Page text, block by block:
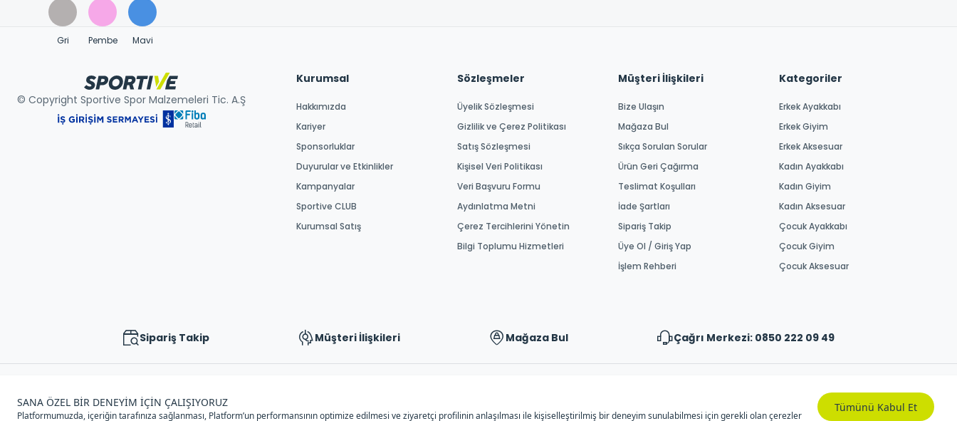
Gri Pembe Mavi
© Copyright Sportive Spor Malzemeleri Tic. A.Ş
Kurumsal
Hakkımızda
Kariyer
Sponsorluklar
Duyurular ve Etkinlikler
Kampanyalar
Sportive CLUB
Kurumsal Satış
Sözleşmeler
Üyelik Sözleşmesi
Gizlilik ve Çerez Politikası
Satış Sözleşmesi
Kişisel Veri Politikası
Veri Başvuru Formu
Aydınlatma Metni
Çerez Tercihlerini Yönetin
Bilgi Toplumu Hizmetleri
Müşteri İlişkileri
Bize Ulaşın
Mağaza Bul
Sıkça Sorulan Sorular
Ürün Geri Çağırma
Teslimat Koşulları
İade Şartları
Sipariş Takip
Üye Ol / Giriş Yap
İşlem Rehberi
Kategoriler
Erkek Ayakkabı
Erkek Giyim
Erkek Aksesuar
Kadın Ayakkabı
Kadın Giyim
Kadın Aksesuar
Çocuk Ayakkabı
Çocuk Giyim
Çocuk Aksesuar
Sipariş Takip Müşteri İlişkileri Mağaza Bul Çağrı Merkezi: 0850 222 09 49